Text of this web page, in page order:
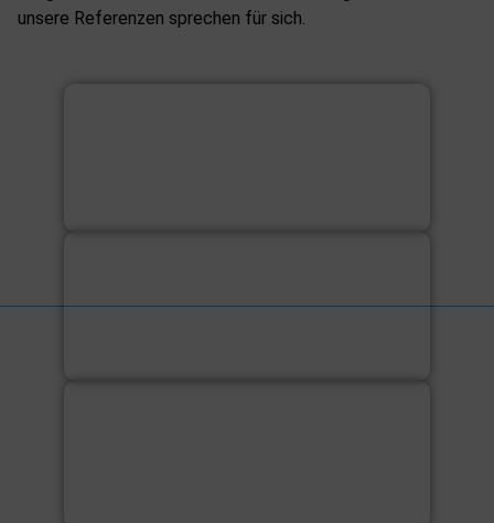
unsere Referenzen sprechen für sich.